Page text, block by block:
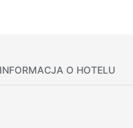
INFORMACJA O HOTELU